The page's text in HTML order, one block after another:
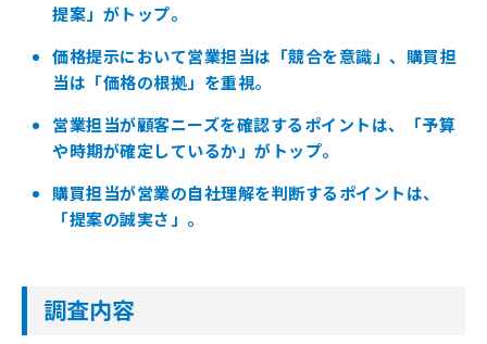
提案」がトップ。
価格提示において営業担当は「競合を意識」、購買担
当は「価格の根拠」を重視。
営業担当が顧客ニーズを確認するポイントは、「予算
や時期が確定しているか」がトップ。
購買担当が営業の自社理解を判断するポイントは、
「提案の誠実さ」。
調査内容